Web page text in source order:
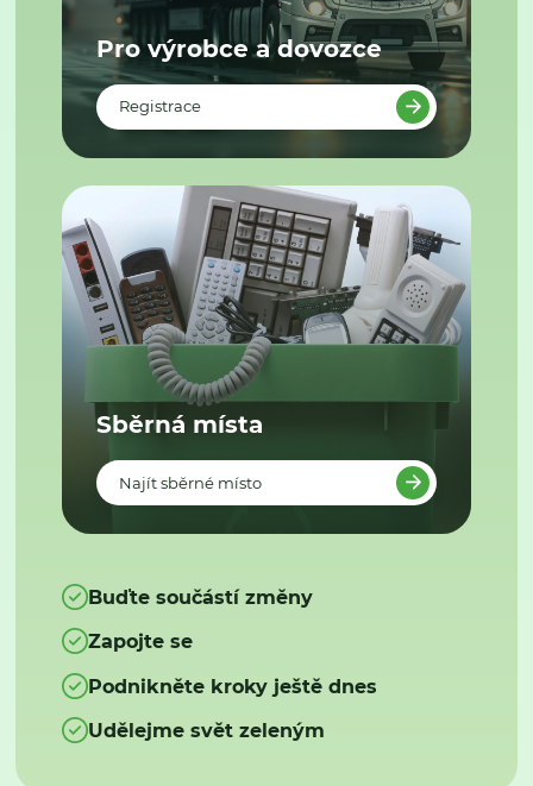
Pro výrobce a dovozce
Registrace
Sběrná místa
Najít sběrné místo
Buďte součástí změny
Zapojte se
Podnikněte kroky ještě dnes
Udělejme svět zeleným